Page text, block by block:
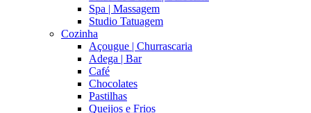
Spa | Massagem
Studio Tatuagem
Cozinha
Açougue | Churrascaria
Adega | Bar
Café
Chocolates
Pastilhas
Queijos e Frios